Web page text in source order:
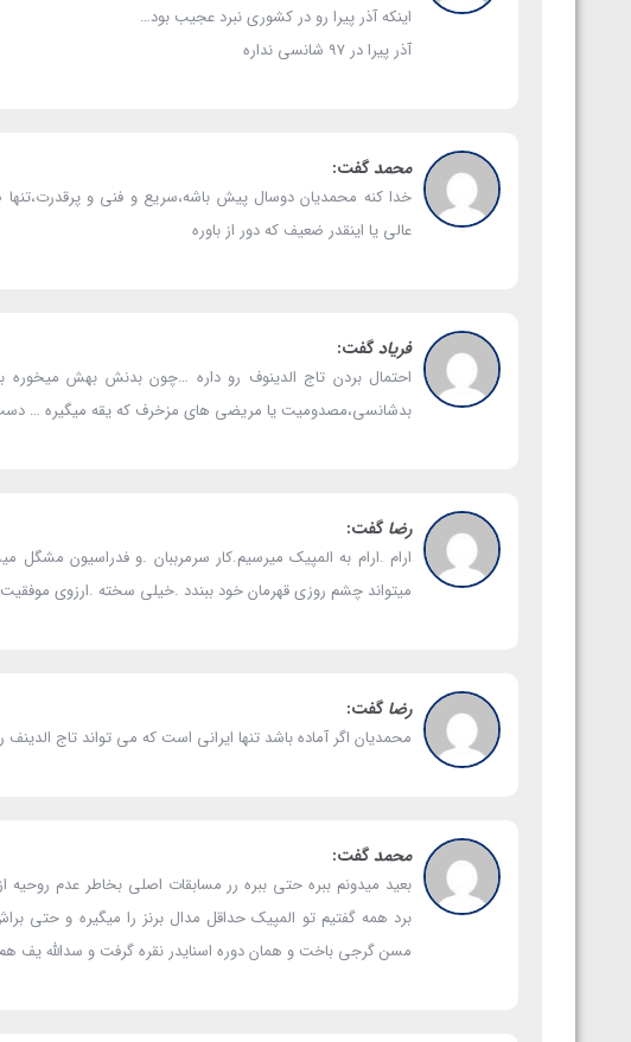
اینکه آذر پیرا رو در کشوری نبرد عجیب بود…
آذر پیرا در ۹۷ شانسی نداره
محمدگفت:
خدا کنه محمدیان دوسال پیش باشه،سریع و فنی و
عالی یا اینقدر ضعیف که دور از باوره
فریادگفت:
بدشانسی،مصدومیت یا مریضی های مزخرف که یقه میگیره …
رضا گفت:
ارام .ارام به المپیک میرسیم.کار سرمرببان .و فدراسیون
میتواند چشم روزی قهرمان خود ببندد .خیلی سخته .ارزوی موفقیت
رضا گفت:
محمدیان اگر آماده باشد تنها ایرانی است که می تواند تاج
محمدگفت:
بعید میدونم ببره حتی ببره رر مسابقات اصلی بخاطر عدم روحیه
برد همه گفتیم تو المپیک حداقل مدال برنز را میگیره و
مسن گرجی باخت و همان دوره اسنایدر نقره گرفت و سدالله یف